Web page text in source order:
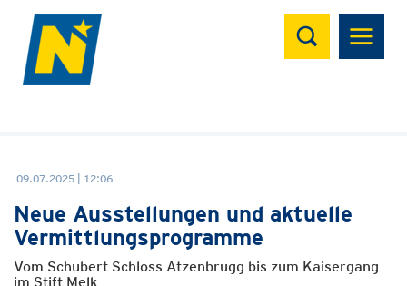
Suchen
09.07.2025 | 12:06
Neue Ausstellungen und aktuelle
Vermittlungsprogramme
Vom Schubert Schloss Atzenbrugg bis zum Kaisergang
im Stift Melk